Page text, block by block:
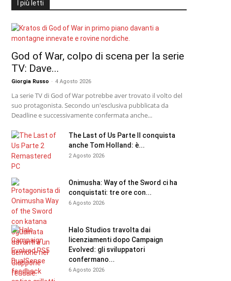
I più letti
God of War, colpo di scena per la serie
TV: Dave...
Giorgia Russo - 4 Agosto 2026
La serie TV di God of War potrebbe aver trovato il volto del
suo protagonista. Secondo un'esclusiva pubblicata da
Deadline e successivamente confermata anche...
The Last of Us Parte II conquista
anche Tom Holland: è...
2 Agosto 2026
Onimusha: Way of the Sword ci ha
conquistati: tre ore con...
6 Agosto 2026
Halo Studios travolta dai
licenziamenti dopo Campaign
Evolved: gli sviluppatori
confermano...
6 Agosto 2026